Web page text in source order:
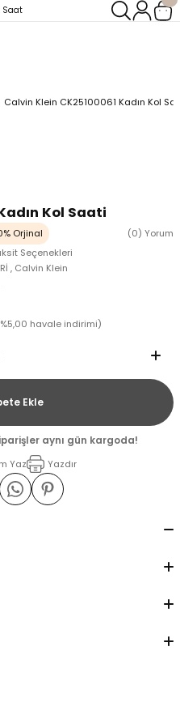
Calvin Klein CK25100061 Kadın Kol
Kol Saati
Orjinal
(0) Yorum
Seçenekleri
, Calvin Klein
havale indirimi)
Ekle
aynı gün kargoda!
Yaz Yazdır